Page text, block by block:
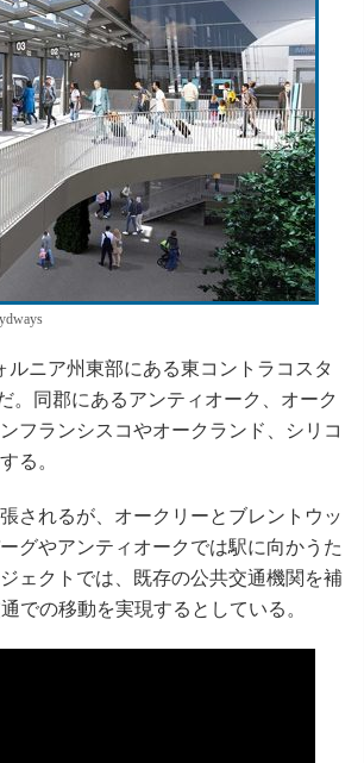
ニア州東部にある東コントラコスタ
。同郡にあるアンティオーク、オーク
フランシスコやオークランド、シリコ
る。
されるが、オークリーとブレントウッ
グやアンティオークでは駅に向かうた
ェクトでは、既存の公共交通機関を補
での移動を実現するとしている。